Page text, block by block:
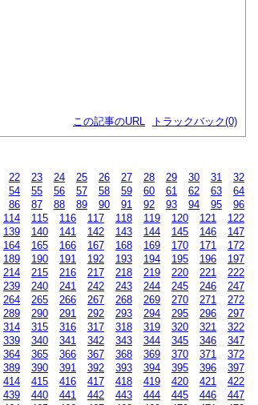
この記事のURL トラックバック(0)
22 23 24 25 26 27 28 29 30 31
32
54 55 56 57 58 59 60 61 62 63
64
86 87 88 89 90 91 92 93 94 95
96
114 115 116 117 118 119 120 121
122
139 140 141 142 143 144 145 146
147
164 165 166 167 168 169 170 171
172
189 190 191 192 193 194 195 196
197
214 215 216 217 218 219 220 221
222
239 240 241 242 243 244 245 246
247
264 265 266 267 268 269 270 271
272
289 290 291 292 293 294 295 296
297
314 315 316 317 318 319 320 321
322
339 340 341 342 343 344 345 346
347
364 365 366 367 368 369 370 371
372
389 390 391 392 393 394 395 396
397
414 415 416 417 418 419 420 421
422
439 440 441 442 443 444 445 446
447